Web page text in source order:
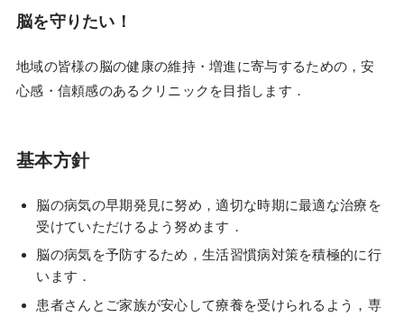
脳を守りたい！
地域の皆様の脳の健康の維持・増進に寄与するための，安
心感・信頼感のあるクリニックを目指します．
基本方針
脳の病気の早期発見に努め，適切な時期に最適な治療を
受けていただけるよう努めます．
脳の病気を予防するため，生活習慣病対策を積極的に行
います．
患者さんとご家族が安心して療養を受けられるよう，専